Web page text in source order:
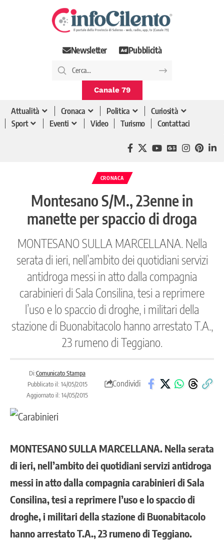
Newsletter Pubblicità
Canale 79
Attualità Cronaca Politica
Curiosità
Sport
Eventi Video Turismo Contattaci
CRONACA
Montesano S/M., 23enne in
manette per spaccio di droga
MONTESANO SULLA MARCELLANA. Nella
serata di ieri, nell’ambito dei quotidiani servizi
antidroga messi in atto dalla compagnia
carabinieri di Sala Consilina, tesi a reprimere
l’uso e lo spaccio di droghe, i militari della
stazione di Buonabitacolo hanno arrestato T.A.,
23 rumeno di Teggiano.
Di:Comunicato Stampa
Pubblicato il: 14/05/2015
Aggiornato il: 14/05/2015
Condividi
MONTESANO SULLA MARCELLANA. Nella serata
di ieri, nell’ambito dei quotidiani servizi antidroga
messi in atto dalla compagnia carabinieri di Sala
Consilina, tesi a reprimere l’uso e lo spaccio di
droghe, i militari della stazione di Buonabitacolo
hanno arrestato T.A., 23 rumeno di Teggiano.